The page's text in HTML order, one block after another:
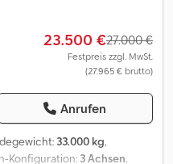
23.500 €27.000 €
Festpreis zzgl. MwSt.
(27.965 € brutto)
Anrufen
33.000 kg,
Konfiguration: 3 Achsen,